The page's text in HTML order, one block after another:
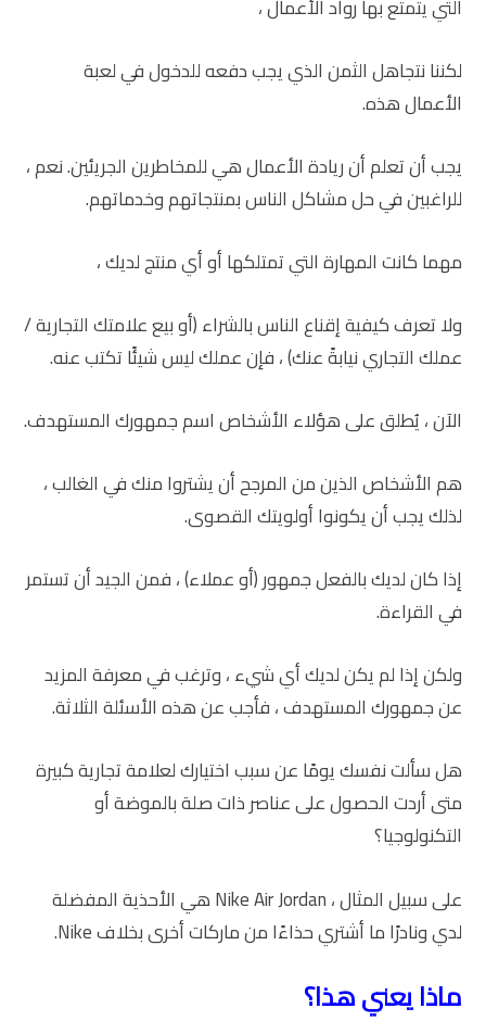
التي يتمتع بها رواد الأعمال ،
لكننا نتجاهل الثمن الذي يجب دفعه للدخول في لعبة
الأعمال هذه.
يجب أن تعلم أن ريادة الأعمال هي للمخاطرين الجريئين. نعم ،
للراغبين في حل مشاكل الناس بمنتجاتهم وخدماتهم.
مهما كانت المهارة التي تمتلكها أو أي منتج لديك ،
ولا تعرف كيفية إقناع الناس بالشراء (أو بيع علامتك التجارية /
عملك التجاري نيابةً عنك) ، فإن عملك ليس شيئًا تكتب عنه.
الآن ، يُطلق على هؤلاء الأشخاص اسم جمهورك المستهدف.
هم الأشخاص الذين من المرجح أن يشتروا منك في الغالب ،
لذلك يجب أن يكونوا أولويتك القصوى.
إذا كان لديك بالفعل جمهور (أو عملاء) ، فمن الجيد أن تستمر
في القراءة.
ولكن إذا لم يكن لديك أي شيء ، وترغب في معرفة المزيد
عن جمهورك المستهدف ، فأجب عن هذه الأسئلة الثلاثة.
هل سألت نفسك يومًا عن سبب اختيارك لعلامة تجارية كبيرة
متى أردت الحصول على عناصر ذات صلة بالموضة أو
التكنولوجيا؟
على سبيل المثال ، Nike Air Jordan هي الأحذية المفضلة
لدي ونادرًا ما أشتري حذاءًا من ماركات أخرى بخلاف Nike.
ماذا يعني هذا؟